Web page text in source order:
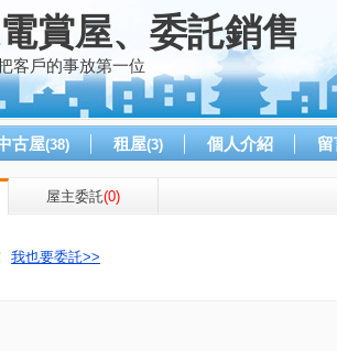
賞屋、委託銷售
客戶的事放第一位
古屋(38) 租屋(3) 個人介紹
屋主委託(0)
我也要委託>>